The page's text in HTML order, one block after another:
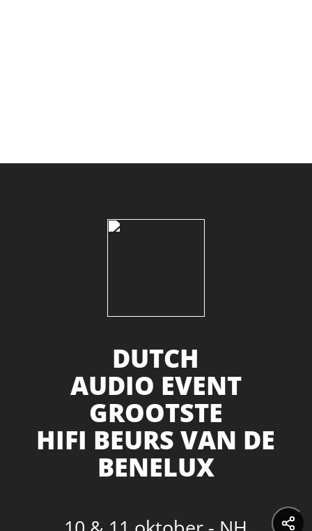
DUTCH
AUDIO EVENT
GROOTSTE
HIFI BEURS VAN DE
BENELUX